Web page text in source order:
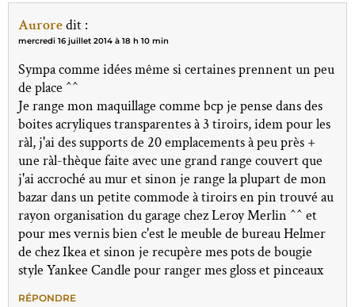
Auroredit :
mercredi 16 juillet 2014 à 18 h 10 min
Sympa comme idées même si certaines prennent un peu
de place ^^
Je range mon maquillage comme bcp je pense dans des
boites acryliques transparentes à 3 tiroirs, idem pour les
ràl, j'ai des supports de 20 emplacements à peu près +
une ràl-thèque faite avec une grand range couvert que
j'ai accroché au mur et sinon je range la plupart de mon
bazar dans un petite commode à tiroirs en pin trouvé au
rayon organisation du garage chez Leroy Merlin ^^ et
pour mes vernis bien c'est le meuble de bureau Helmer
de chez Ikea et sinon je recupère mes pots de bougie
style Yankee Candle pour ranger mes gloss et pinceaux
RÉPONDRE